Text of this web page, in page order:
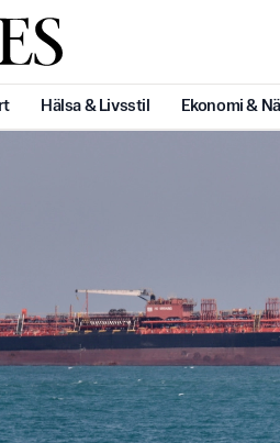
Hälsa & Livsstil Ekonomi &